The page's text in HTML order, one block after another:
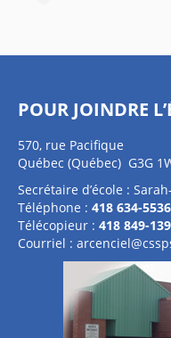
POUR JOINDRE
570, rue Pacifique
Québec (Québec) G3G
Secrétaire d’école :
Téléphone : 418 634-
Télécopieur : 418 849-
Courriel :